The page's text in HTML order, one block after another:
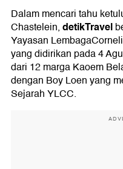
Dalam mencari tahu
Chastelein,detikTravel
Yayasan
yang didirikan pada 4
dari 12 marga Kaoem
dengan Boy Loen yang
Sejarah YLCC.